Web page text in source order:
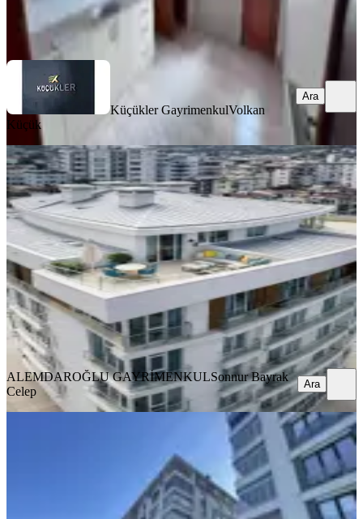
Küçükler GayrimenkulVolkan Küçük
Ara
Küçükler GayrimenkulVolkan
Küçük
Ara
SİTE İÇİ
Karşıyaka Aydın Rezidans Kiralik
5+1 Dubleks Manzarali
Ortahisar, Karşıyaka Mahallesi
5+1· 260 m²·5. Kat·08.06.2026
45.000 ₺
ALEMDAROĞLU GAYRİMENKUL Sonnur Bayrak Celep
Ara
ALEMDAROĞLU GAYRİMENKULSonnur Bayrak
Celep
Ara
Karşıyaka Doğa Park'da Eşsiz Deniz
Manzaralı Kiralık 3+1 Daire
Ortahisar, Karşıyaka Mahallesi
·155 m²·6. Kat · 12.05.2026